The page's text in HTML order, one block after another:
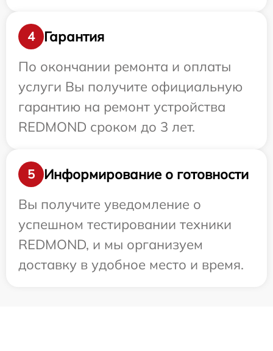
4
Гарантия
По окончании ремонта и оплаты
услуги Вы получите официальную
гарантию на ремонт устройства
REDMOND сроком до 3 лет.
5
Информирование о готовности
Вы получите уведомление о
успешном тестировании техники
REDMOND, и мы организуем
доставку в удобное место и время.